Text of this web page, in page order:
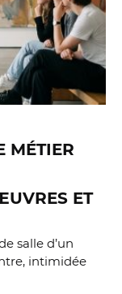
MÉTIER
ET
salle d’un
intimidée